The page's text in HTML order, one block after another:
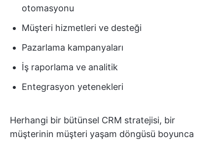
otomasyonu
Müşteri hizmetleri ve desteği
Pazarlama kampanyaları
İş raporlama ve analitik
Entegrasyon yetenekleri
Herhangi bir bütünsel CRM stratejisi, bir
müşterinin müşteri yaşam döngüsü boyunca